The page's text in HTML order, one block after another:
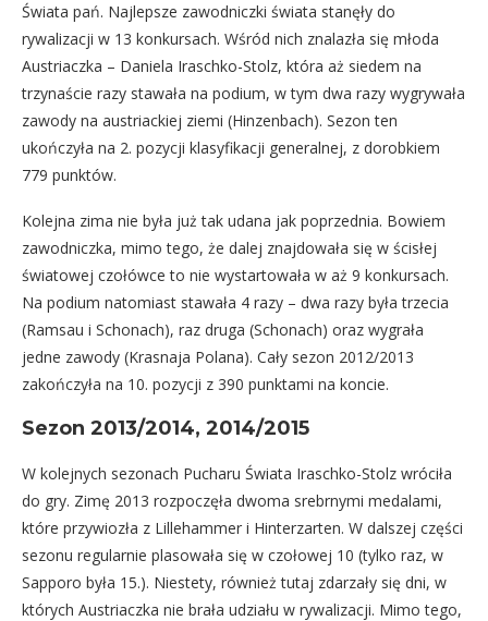
Świata pań. Najlepsze zawodniczki świata stanęły do
rywalizacji w 13 konkursach. Wśród nich znalazła się młoda
Austriaczka – Daniela Iraschko-Stolz, która aż siedem na
trzynaście razy stawała na podium, w tym dwa razy wygrywała
zawody na austriackiej ziemi (Hinzenbach). Sezon ten
ukończyła na 2. pozycji klasyfikacji generalnej, z dorobkiem
779 punktów.
Kolejna zima nie była już tak udana jak poprzednia. Bowiem
zawodniczka, mimo tego, że dalej znajdowała się w ścisłej
światowej czołówce to nie wystartowała w aż 9 konkursach.
Na podium natomiast stawała 4 razy – dwa razy była trzecia
(Ramsau i Schonach), raz druga (Schonach) oraz wygrała
jedne zawody (Krasnaja Polana). Cały sezon 2012/2013
zakończyła na 10. pozycji z 390 punktami na koncie.
Sezon 2013/2014, 2014/2015
W kolejnych sezonach Pucharu Świata Iraschko-Stolz wróciła
do gry. Zimę 2013 rozpoczęła dwoma srebrnymi medalami,
które przywiozła z Lillehammer i Hinterzarten. W dalszej części
sezonu regularnie plasowała się w czołowej 10 (tylko raz, w
Sapporo była 15.). Niestety, również tutaj zdarzały się dni, w
których Austriaczka nie brała udziału w rywalizacji. Mimo tego,